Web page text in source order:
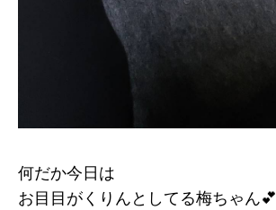
何だか今日は
お目目がくりんとしてる梅ちゃん💕